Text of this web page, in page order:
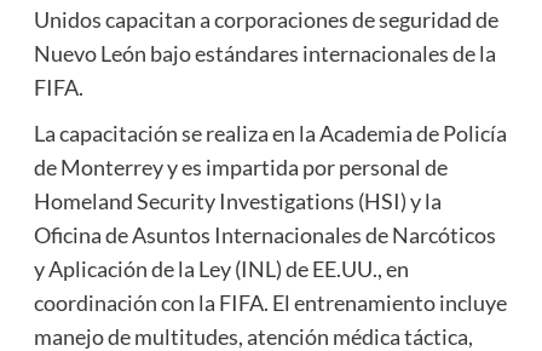
Unidos capacitan a corporaciones de seguridad de
Nuevo León bajo estándares internacionales de la
FIFA.
La capacitación se realiza en la Academia de Policía
de Monterrey y es impartida por personal de
Homeland Security Investigations (HSI) y la
Oficina de Asuntos Internacionales de Narcóticos
y Aplicación de la Ley (INL) de EE.UU., en
coordinación con la FIFA. El entrenamiento incluye
manejo de multitudes, atención médica táctica,